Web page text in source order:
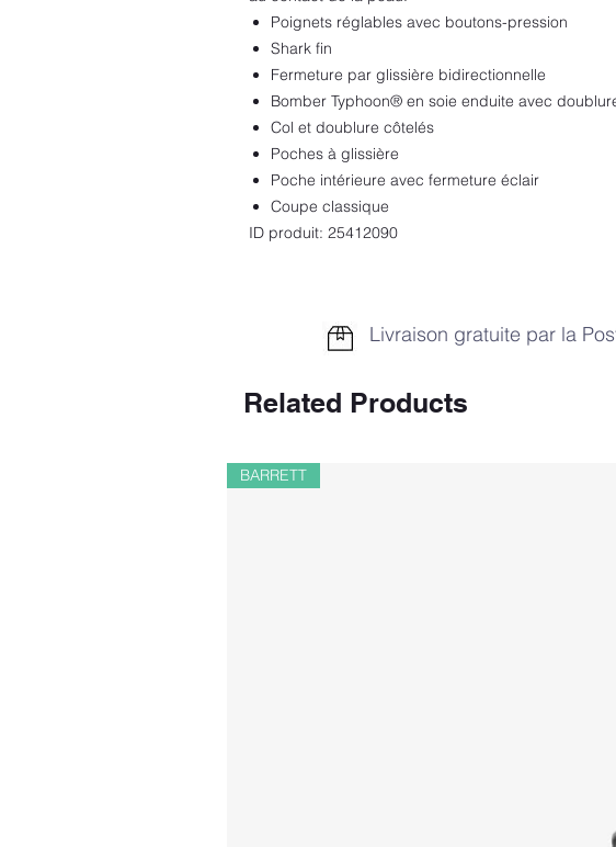
Poignets réglables avec boutons-pression
Shark fin
Fermeture par glissière bidirectionnelle
Bomber Typhoon® en soie enduite avec
Col et doublure côtelés
Poches à glissière
Poche intérieure avec fermeture éclair
Coupe classique
ID produit: 25412090
Livraison gratuite par la
Related Products
BARRETT